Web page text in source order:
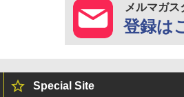
メルマガス
登録は
Special Site